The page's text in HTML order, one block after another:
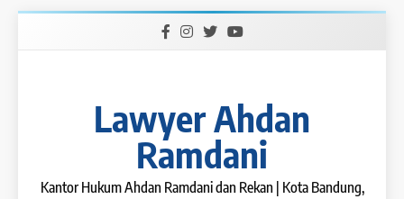
Lawyer Ahdan
Ramdani
Kantor Hukum Ahdan Ramdani dan Rekan | Kota Bandung,